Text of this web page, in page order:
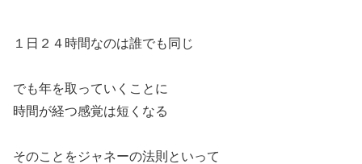
１日２４時間なのは誰でも同じ
でも年を取っていくことに
時間が経つ感覚は短くなる
そのことをジャネーの法則といって